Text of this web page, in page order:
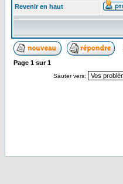
Revenir en haut
Page 1 sur1
Sauter vers: